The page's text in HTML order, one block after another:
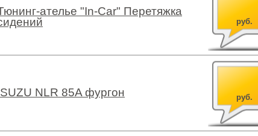
ателье "In-Car" Перетяжка
руб.
NLR 85A фургон руб.